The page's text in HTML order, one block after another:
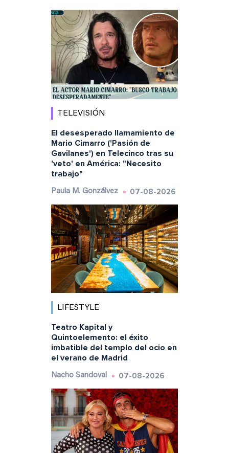
TELEVISIÓN
El desesperado llamamiento de
Mario Cimarro ('Pasión de
Gavilanes') en Telecinco tras su
'veto' en América: "Necesito
trabajo"
Paula M. Gonzálvez 07-08-2026
LIFESTYLE
Teatro Kapital y
Quintoelemento: el éxito
imbatible del templo del ocio en
el verano de Madrid
Nacho Sandoval 07-08-2026